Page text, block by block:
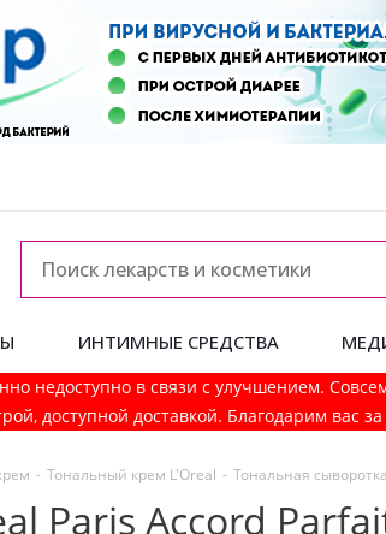
ИНТИМНЫЕ СРЕДСТВА
недоступно в связи с улучшением.
доступной доставкой. Благодарим вас
- Тональный крем L'Oreal - Тональная
Paris Accord